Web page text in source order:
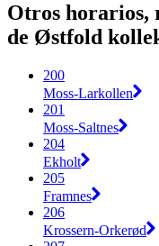
Otros horarios,
de Østfold
200
Moss-Larkollen
201
Moss-Saltnes
204
Ekholt
205
Framnes
206
Krossern-Orkerød